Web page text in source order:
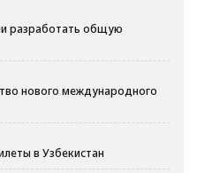
разработать общую
нового международного
в Узбекистан